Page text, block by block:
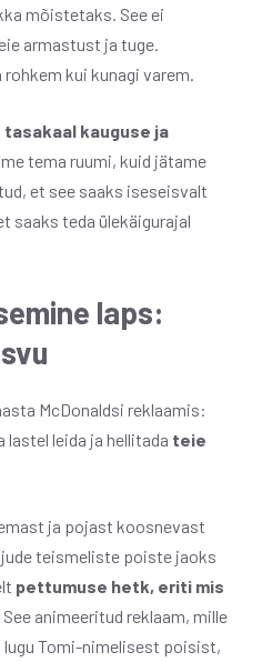
mõistetaks. See ei
armastust ja tuge.
kui kunagi varem.
tasakaal kauguse ja
tema ruumi, kuid jätame
et see saaks iseseisvalt
saaks teda ülekäigurajal
laps:
McDonaldsi reklaamis:
lastel leida ja hellitada teie
ja pojast koosnevast
teismeliste poiste jaoks
pettumuse hetk, eriti mis
. See animeeritud reklaam, mille
Tomi-nimelisest poisist,